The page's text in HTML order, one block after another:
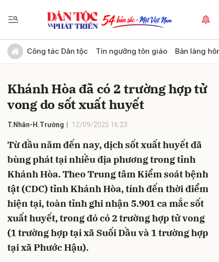
Công tác Dân tộc Tín ngưỡng tôn giáo Bản làng
Khánh Hòa đã có 2 trường hợp tử
vong do sốt xuất huyết
T.Nhân-H.Trường 12/09/2025 16:23
Từ đầu năm đến nay, dịch sốt xuất huyết đã
bùng phát tại nhiều địa phương trong tỉnh
Khánh Hòa. Theo Trung tâm Kiểm soát bệnh
tật (CDC) tỉnh Khánh Hòa, tính đến thời điểm
hiện tại, toàn tỉnh ghi nhận 5.901 ca mắc sốt
xuất huyết, trong đó có 2 trường hợp tử vong
(1 trường hợp tại xã Suối Dầu và 1 trường hợp
tại xã Phước Hậu).
Gửi bình luận
Hủy Gửi